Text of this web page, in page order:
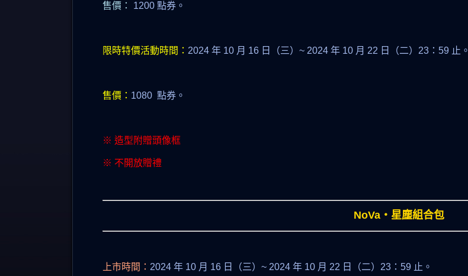
售價： 1200 點券。
限時特價活動時間： 2024 年 10 月 16 日（三）~ 2024 年 10 月 22 日（二）23：59 止。
售價： 1080 點券。
※ 造型附贈頭像框
※ 不開放贈禮
NoVa‧星塵組合包
上市時間： 2024 年 10 月 16 日（三）~ 2024 年 10 月 22 日（二）23：59 止。